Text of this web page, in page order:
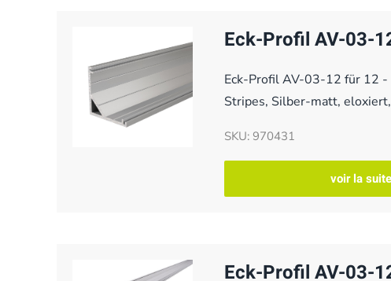
Eck-Profil AV-03-
Eck-Profil AV-03-12 für 12 -
Stripes, Silber-matt,
SKU: 970431
voir la suite
Eck-Profil AV-03-